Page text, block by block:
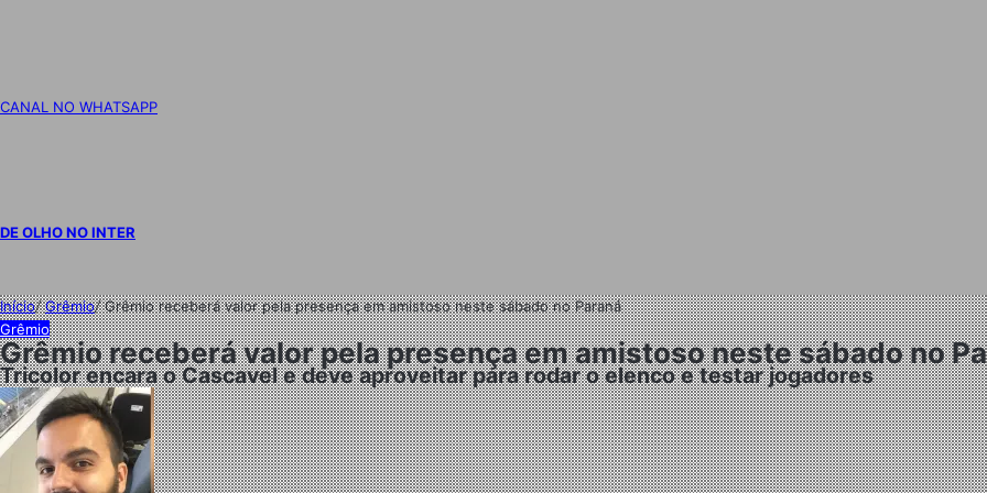
CANAL NO WHATSAPP
DE OLHO NO INTER
Início/Grêmio/Grêmio receberá valor pela presença em amistoso neste sábado no Paraná
Grêmio
Grêmio receberá valor pela presença em amistoso neste sábado no
Tricolor encara o Cascavel e deve aproveitar para rodar o elenco e testar jogadores